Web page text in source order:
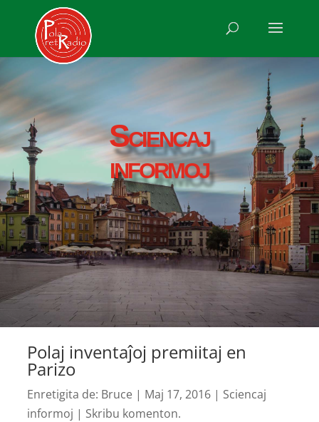
Sciencaj
informoj
Polaj inventaĵoj premiitaj en
Parizo
Enretigita de: Bruce | Maj 17, 2016 | Sciencaj
informoj | Skribu komenton.